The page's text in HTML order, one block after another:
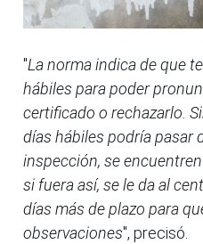
"La norma indica de que
hábiles para poder
certificado o rechazarlo.
días hábiles podría pasar
inspección, se
si fuera así, se le da al
días más de plazo para
observaciones", precisó.